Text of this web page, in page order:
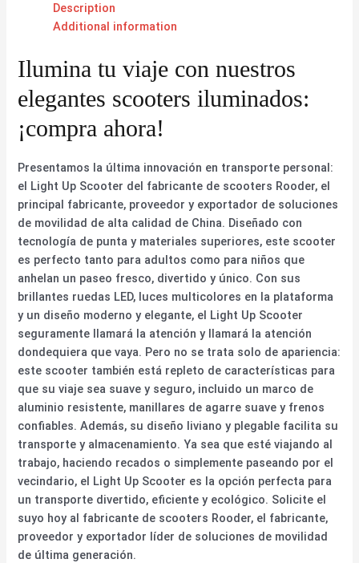
Description
Additional information
Ilumina tu viaje con nuestros
elegantes scooters iluminados:
¡compra ahora!
Presentamos la última innovación en transporte personal:
el Light Up Scooter del fabricante de scooters Rooder, el
principal fabricante, proveedor y exportador de soluciones
de movilidad de alta calidad de China. Diseñado con
tecnología de punta y materiales superiores, este scooter
es perfecto tanto para adultos como para niños que
anhelan un paseo fresco, divertido y único. Con sus
brillantes ruedas LED, luces multicolores en la plataforma
y un diseño moderno y elegante, el Light Up Scooter
seguramente llamará la atención y llamará la atención
dondequiera que vaya. Pero no se trata solo de apariencia:
este scooter también está repleto de características para
que su viaje sea suave y seguro, incluido un marco de
aluminio resistente, manillares de agarre suave y frenos
confiables. Además, su diseño liviano y plegable facilita su
transporte y almacenamiento. Ya sea que esté viajando al
trabajo, haciendo recados o simplemente paseando por el
vecindario, el Light Up Scooter es la opción perfecta para
un transporte divertido, eficiente y ecológico. Solicite el
suyo hoy al fabricante de scooters Rooder, el fabricante,
proveedor y exportador líder de soluciones de movilidad
de última generación.